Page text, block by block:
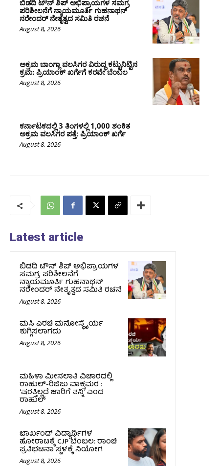
ಬಿಡದಿ ಟೌನ್ ಶಿಪ್ ಅಭಿಪ್ರಾಯಗಳ ಸಮಗ್ರ
ಪರಿಶೀಲನೆಗೆ ನ್ಯಾಯಮೂರ್ತಿ ಗುಹನಾಥನ್
ನರೇಂದರ್ ನೇತೃತ್ವದ ಸಮಿತಿ ರಚನೆ
August 8, 2026
ಅಕ್ರಮ ಬಾಂಗ್ಲಾ ವಲಸಿಗರ ವಿರುದ್ಧ ಕಟ್ಟುನಿಟ್ಟಿನ
ಕ್ರಮ: ಪ್ರಿಯಾಂಕ್ ಖರ್ಗೆಗೆ ಕರವೇ ಬೆಂಬಲ
August 8, 2026
ಕರ್ನಾಟಕದಲ್ಲಿ 3 ತಿಂಗಳಲ್ಲಿ 1,000 ಶಂಕಿತ
ಅಕ್ರಮ ವಲಸಿಗರ ಪತ್ತೆ: ಪ್ರಿಯಾಂಕ್‌ ಖರ್ಗೆ
August 8, 2026
Latest article
ಬಿಡದಿ ಟೌನ್ ಶಿಪ್ ಅಭಿಪ್ರಾಯಗಳ
ಸಮಗ್ರ ಪರಿಶೀಲನೆಗೆ
ನ್ಯಾಯಮೂರ್ತಿ ಗುಹನಾಥನ್
ನರೇಂದರ್ ನೇತೃತ್ವದ ಸಮಿತಿ ರಚನೆ
August 8, 2026
ಮಸಿ ಎರಚಿ ಮನೋಸ್ಥೈರ್ಯ
ಕುಗ್ಗಿಸಲಾಗದು
August 8, 2026
ಮಹಿಳಾ ಮೀಸಲಾತಿ ವಿಚಾರದಲ್ಲಿ
ರಾಹುಲ್‌-ರಿಜಿಜು ವಾಕ್ಸಮರ :
‘ಷರತ್ತಿಲ್ಲದೆ ಜಾರಿಗೆ ತನ್ನಿ’ ಎಂದ
ರಾಹುಲ್‌
August 8, 2026
ಜಾರ್ಖಂಡ್‌ ವಿದ್ಯಾರ್ಥಿಗಳ
ಹೋರಾಟಕ್ಕೆ CJP ಬೆಂಬಲ: ರಾಂಚಿ
ಪ್ರತಿಭಟನಾ ಸ್ಥಳಕ್ಕೆ ನಿಯೋಗ
August 8, 2026